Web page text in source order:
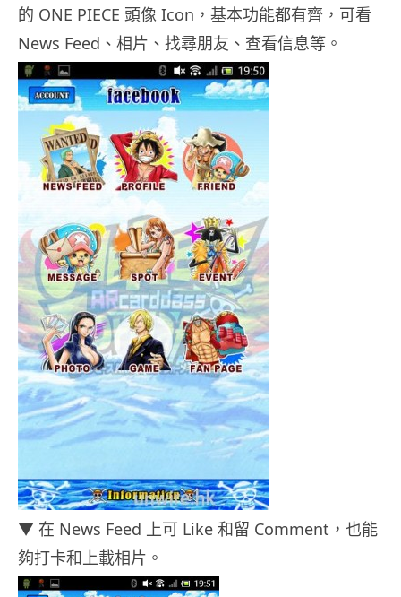
的 ONE PIECE 頭像 Icon，基本功能都有齊，可看
News Feed、相片、找尋朋友、查看信息等。
▼ 在 News Feed 上可 Like 和留 Comment，也能
夠打卡和上載相片。